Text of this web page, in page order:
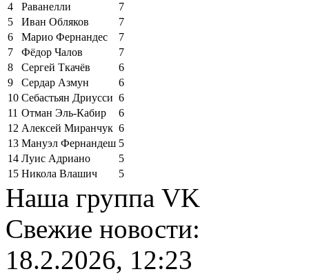
4
Раванелли
7
5
Иван Обляков
7
6
Марио Фернандес
7
7
Фёдор Чалов
7
8
Сергей Ткачёв
6
9
Сердар Азмун
6
10 Себастьян Дриусси 6
11 Отман Эль-Кабир
6
12 Алексей Миранчук 6
13 Мануэл Фернандеш 5
14 Луис Адриано
5
15 Никола Влашич 5
Наша группа VK
Свежие новости:
18.2.2026, 12:23